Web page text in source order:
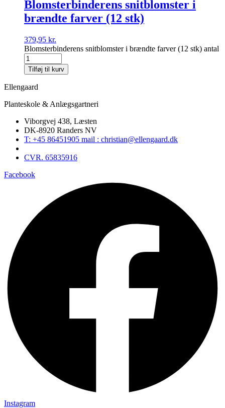
Blomsterbinderens snitblomster i
brændte farver (12 stk)
379,95 kr.
Blomsterbinderens snitblomster i brændte farver (12 stk) antal
Tilføj til kurv
Ellengaard
Planteskole & Anlægsgartneri
Viborgvej 438, Læsten
DK-8920 Randers NV
T: +45 86451905 mail : christian@ellengaard.dk
CVR. 65835916
Facebook
Instagram